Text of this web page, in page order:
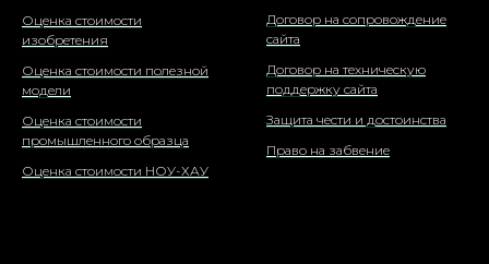
Оценка стоимости
изобретения
Оценка стоимости полезной
модели
Оценка стоимости
промышленного образца
Оценка стоимости НОУ-ХАУ
Договор на сопровождение
сайта
Договор на техническую
поддержку сайта
Защита чести и достоинства
Право на забвение